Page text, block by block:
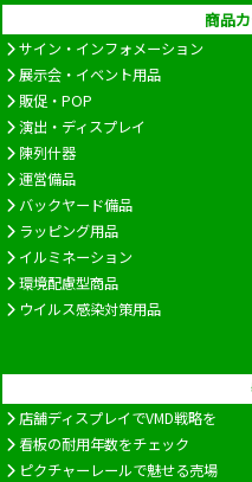
商品
サイン・インフォメーション
展示会・イベント用品
販促・POP
演出・ディスプレイ
陳列什器
運営備品
バックヤード備品
ラッピング用品
イルミネーション
環境配慮型商品
ウイルス感染対策用品
店舗ディスプレイでVMD戦略を
看板の耐用年数をチェック
ピクチャーレールで魅せる売場